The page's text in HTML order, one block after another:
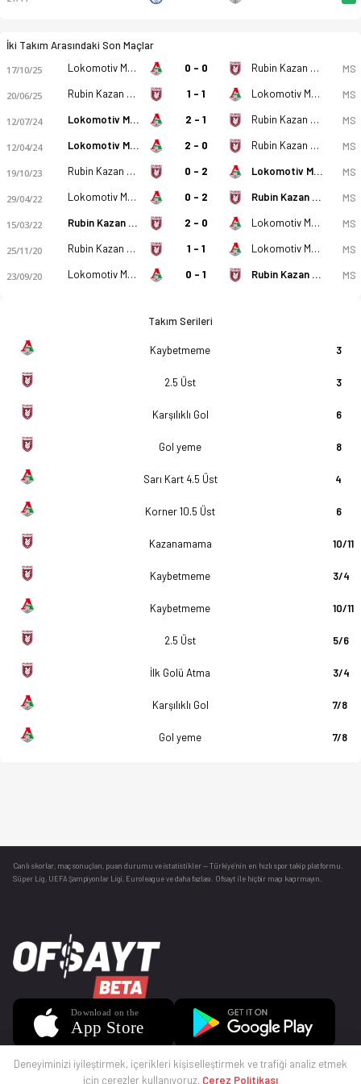
İki Takım Arasındaki Son Maçlar
17/10/25 Lokomotiv Moskova U19 0 - 0 Rubin Kazan U19 MS
20/06/25 Rubin Kazan U19 1 - 1 Lokomotiv Moskova U19 MS
12/07/24 Lokomotiv Moskova U19 2 - 1 Rubin Kazan U19 MS
12/04/24 Lokomotiv Moskova U19 2 - 0 Rubin Kazan U19 MS
19/10/23 Rubin Kazan U19 0 - 2 Lokomotiv Moskova U19 MS
29/04/22 Lokomotiv Moskova U19 0 - 2 Rubin Kazan U19 MS
15/03/22 Rubin Kazan U19 2 - 0 Lokomotiv Moskova U19 MS
25/11/20 Rubin Kazan U19 1 - 1 Lokomotiv Moskova U19 MS
23/09/20 Lokomotiv Moskova U19 0 - 1 Rubin Kazan U19 MS
Takım Serileri
Kaybetmeme 3
2.5 Üst 3
Karşılıklı Gol 6
Gol yeme 8
Sarı Kart 4.5 Üst 4
Korner 10.5 Üst 6
Kazanamama 10/11
Kaybetmeme 3/4
Kaybetmeme 10/11
2.5 Üst 5/6
İlk Golü Atma 3/4
Karşılıklı Gol 7/8
Gol yeme 7/8
Canlı skorlar , maç sonuçları, puan durumu ve istatistikler — Türkiye’nin en hızlı spor takip platformu.
Süper Lig, UEFA Şampiyonlar Ligi, Euroleague ve daha fazlası. Ofsayt ile hiçbir maçı kaçırmayın.
Deneyiminizi iyileştirmek, içerikleri kişiselleştirmek ve trafiği analiz etmek
için çerezler kullanıyoruz. Çerez Politikası